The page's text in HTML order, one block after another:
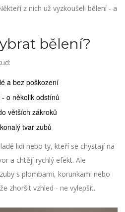
z nich už vyzkoušeli bělení - a
bělení?
a bez poškození
o několik odstínů
větších zákroků
tvar zubů
lidi nebo ty, kteří se chystají na
a chtějí rychlý efekt. Ale
s plombami, korunkami nebo
zhoršit vzhled - ne vylepšit.